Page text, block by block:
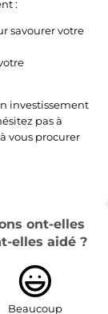
:
savourer votre
investissement
pas à
vous procurer
ont-elles
elles aidé ?
Beaucoup